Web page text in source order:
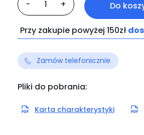
-
ilość
Carp-
Extracta
+ Do
Przy zakupie powyżej 150zł
Zamów telefonicznie
Pliki do pobrania:
Karta charakterystyki